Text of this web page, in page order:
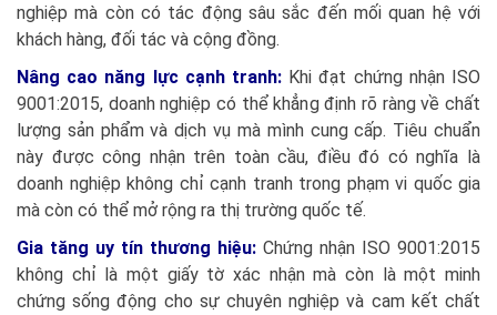
nghiệp mà còn có tác động sâu sắc đến mối quan hệ với
khách hàng, đối tác và cộng đồng.
Nâng cao năng lực cạnh tranh: Khi đạt chứng nhận ISO
9001:2015, doanh nghiệp có thể khẳng định rõ ràng về chất
lượng sản phẩm và dịch vụ mà mình cung cấp. Tiêu chuẩn
này được công nhận trên toàn cầu, điều đó có nghĩa là
doanh nghiệp không chỉ cạnh tranh trong phạm vi quốc gia
mà còn có thể mở rộng ra thị trường quốc tế.
Gia tăng uy tín thương hiệu: Chứng nhận ISO 9001:2015
không chỉ là một giấy tờ xác nhận mà còn là một minh
chứng sống động cho sự chuyên nghiệp và cam kết chất